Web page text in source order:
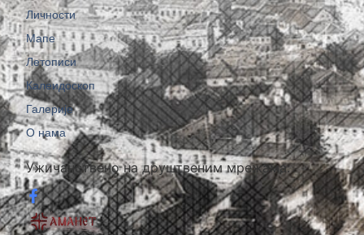
Ужичанствено на друштвеним мрежама:
Личности
Мапе
Летописи
Калеидоскоп
Галерије
О нама